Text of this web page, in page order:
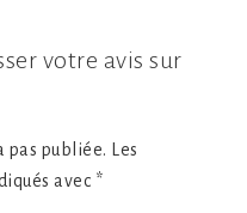
votre avis sur
pas publiée. Les
avec *